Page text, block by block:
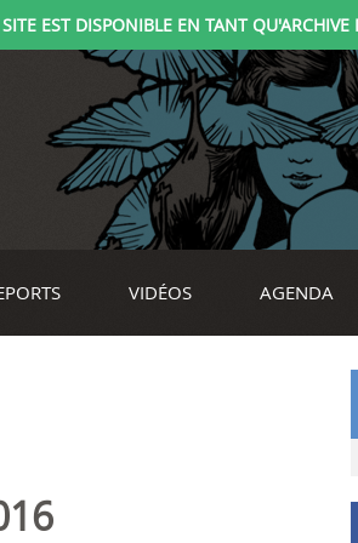
EST DISPONIBLE EN TANT
VIDÉOS AGENDA